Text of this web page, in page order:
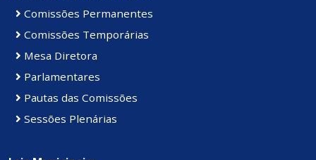
Comissões Permanentes
Comissões Temporárias
Mesa Diretora
Parlamentares
Pautas das Comissões
Sessões Plenárias